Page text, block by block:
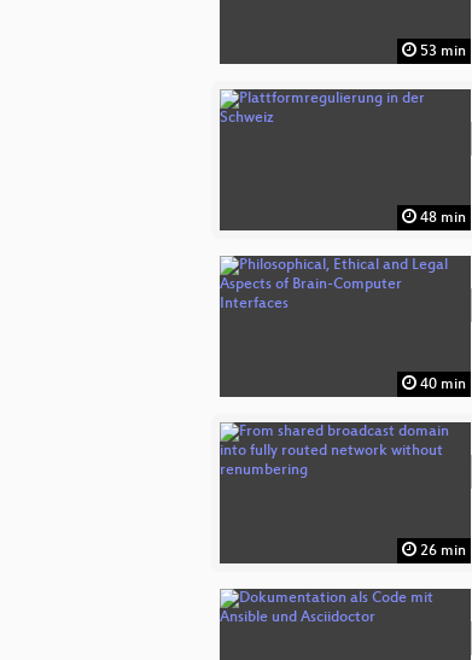
53 min
48 min
40 min
26 min